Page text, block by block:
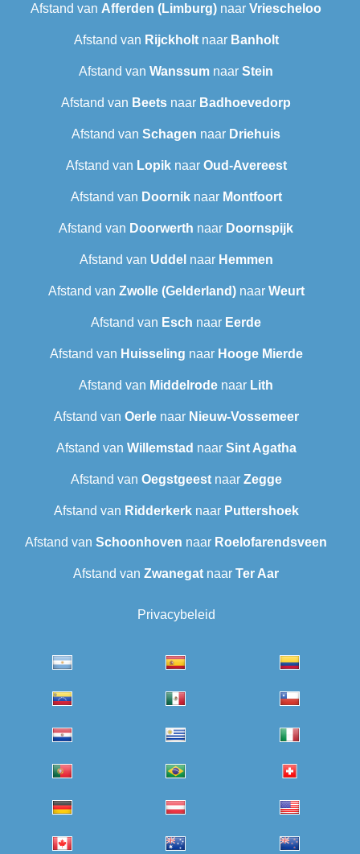
Afstand van Afferden (Limburg) naar Vriescheloo
Afstand van Rijckholtnaar Banholt
Afstand van Wanssum naar Stein
Afstand van Beets naar Badhoevedorp
Afstand van Schagen naar Driehuis
Afstand van Lopiknaar Oud-Avereest
Afstand van Doorniknaar Montfoort
Afstand van Doorwerth naar Doornspijk
Afstand van Uddel naar Hemmen
Afstand van Zwolle (Gelderland)naar Weurt
Afstand van Esch naar Eerde
Afstand van Huisseling naar Hooge Mierde
Afstand van Middelrode naar Lith
Afstand van Oerlenaar Nieuw-Vossemeer
Afstand van Willemstad naar Sint Agatha
Afstand van Oegstgeestnaar Zegge
Afstand van Ridderkerknaar Puttershoek
Afstand van Schoonhoven naar Roelofarendsveen
Afstand van Zwanegat naar Ter Aar‎
Privacybeleid